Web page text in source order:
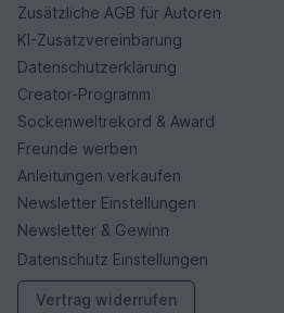
Zusätzliche AGB für Autoren
KI-Zusatzvereinbarung
Datenschutzerklärung
Creator-Programm
Sockenweltrekord & Award
Freunde werben
Anleitungen verkaufen
Newsletter Einstellungen
Newsletter & Gewinn
Datenschutz Einstellungen
Vertrag widerrufen